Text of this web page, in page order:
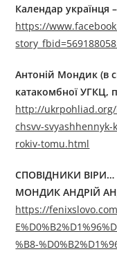
Календар українця –
https://
Антоній Мондик (в
катакомбної УГКЦ,
http://
chsvv-
rokiv-tomu.html
СПОВІДНИКИ
МОНДИК АНДРІЙ
https://
%B8-